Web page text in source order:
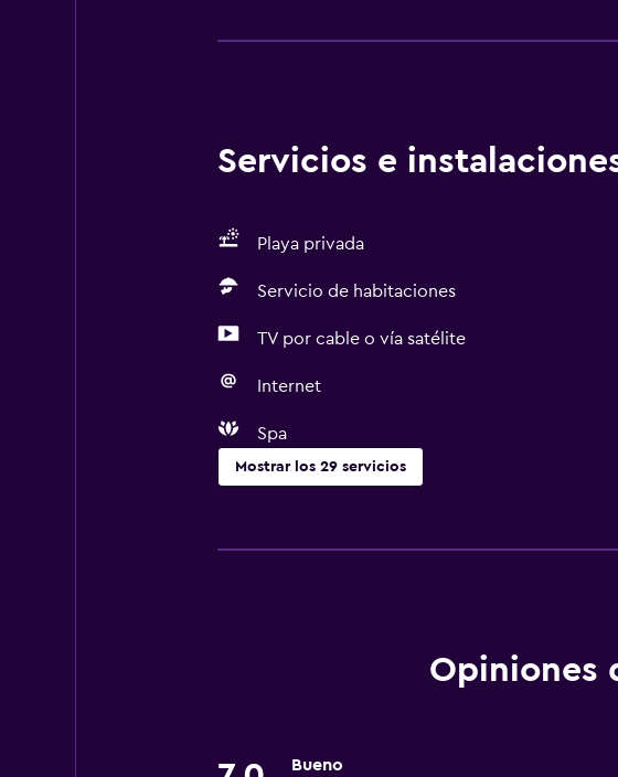
Servicios e
Playa privada
Servicio de habitaciones
TV por cable o vía satélite
Internet
Spa
Mostrar los 29 servicios
Tienda de regalos
Comedor
Opiniones
Bueno